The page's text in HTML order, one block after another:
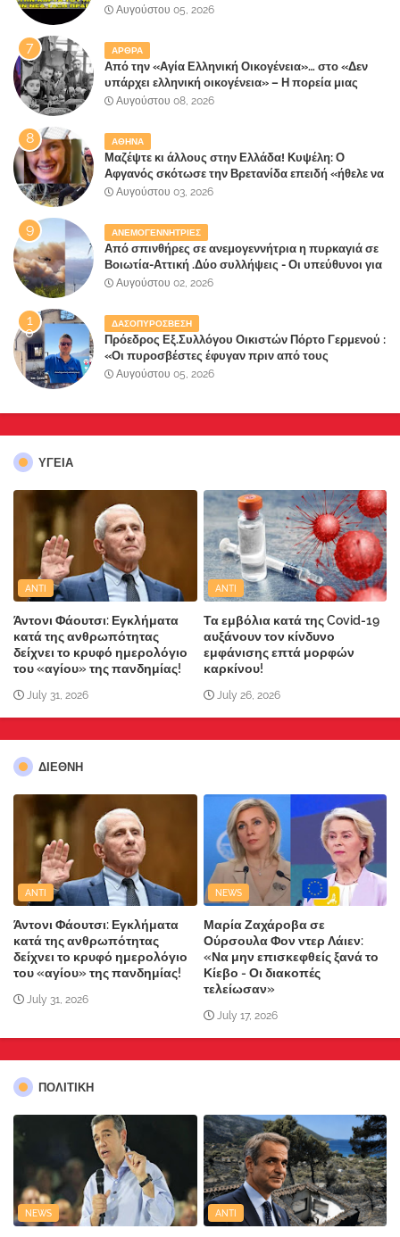
Αυγούστου 05, 2026
ΑΡΘΡΑ
Από την «Αγία Ελληνική Οικογένεια»… στο «Δεν
υπάρχει ελληνική οικογένεια» – Η πορεία μιας
κοινωνίας που κινδυνεύει να ξεχάσει ποια είναι
Αυγούστου 08, 2026
ΑΘΗΝΑ
Μαζέψτε κι άλλους στην Ελλάδα! Κυψέλη: Ο
Αφγανός σκότωσε την Βρετανίδα επειδή «ήθελε να
κάνει τη σύντροφό του χριστιανή»
Αυγούστου 03, 2026
ΑΝΕΜΟΓΕΝΝΗΤΡΙΕΣ
Από σπινθήρες σε ανεμογεννήτρια η πυρκαγιά σε
Βοιωτία-Αττική .Δύο συλλήψεις - Οι υπεύθυνοι για
την λάθος διαχείριση της κατάσβεσης θα
Αυγούστου 02, 2026
ΔΑΣΟΠΥΡΟΣΒΕΣΗ
Πρόεδρος Εξ.Συλλόγου Οικιστών Πόρτο Γερμενού :
«Οι πυροσβέστες έφυγαν πριν από τους
κατοίκους»
Αυγούστου 05, 2026
ΥΓΕΙΑ
ANTI
Άντονι Φάουτσι: Εγκλήματα
κατά της ανθρωπότητας
δείχνει το κρυφό ημερολόγιο
του «αγίου» της πανδημίας!
July 31, 2026
ANTI
Τα εμβόλια κατά της Covid-19
αυξάνουν τον κίνδυνο
εμφάνισης επτά μορφών
καρκίνου!
July 26, 2026
ΔΙΕΘΝΗ
ANTI
Άντονι Φάουτσι: Εγκλήματα
κατά της ανθρωπότητας
δείχνει το κρυφό ημερολόγιο
του «αγίου» της πανδημίας!
July 31, 2026
NEWS
Μαρία Ζαχάροβα σε
Ούρσουλα Φον ντερ Λάιεν:
«Να μην επισκεφθείς ξανά το
Κίεβο - Οι διακοπές
τελείωσαν»
July 17, 2026
ΠΟΛΙΤΙΚΗ
NEWS ANTI